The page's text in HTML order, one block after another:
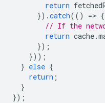
return
}).catch(() => {
// If the
return cache.
});
}));
} else {
return ;
}
});